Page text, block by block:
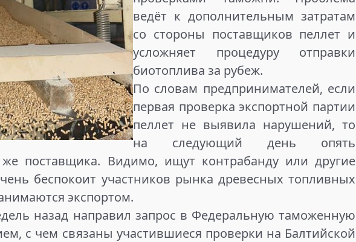
ведёт к дополнительным затратам
со стороны поставщиков пеллет и
усложняет процедуру отправки
биотоплива за рубеж.
По словам предпринимателей, если
первая проверка экспортной партии
пеллет не выявила нарушений, то
на следующий день опять
же поставщика. Видимо, ищут контрабанду или другие
беспокоит участников рынка древесных топливных
экспортом.
назад направил запрос в Федеральную таможенную
с чем связаны участившиеся проверки на Балтийской